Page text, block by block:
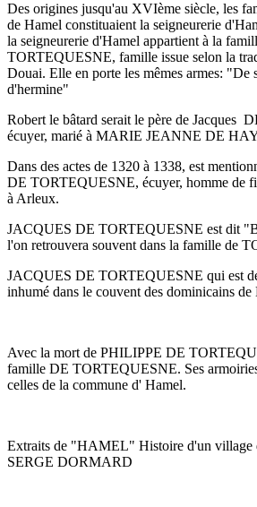
Des origines jusqu'au XVIème siècle, les
de Hamel constituaient la seigneurerie
la seigneurerie d'Hamel appartient à la
TORTEQUESNE, famille issue selon la
Douai. Elle en porte les mêmes armes: "De
d'hermine"
Robert le bâtard serait le père de Jacques
écuyer, marié à MARIE JEANNE DE
Dans des actes de 1320 à 1338, est
DE TORTEQUESNE, écuyer, homme de
à Arleux.
JACQUES DE TORTEQUESNE est dit
l'on retrouvera souvent dans la famille de
JACQUES DE TORTEQUESNE qui est
inhumé dans le couvent des dominicains de
Avec la mort de PHILIPPE DE
famille DE TORTEQUESNE. Ses
celles de la commune d' Hamel.
Extraits de "HAMEL" Histoire d'un village
SERGE DORMARD